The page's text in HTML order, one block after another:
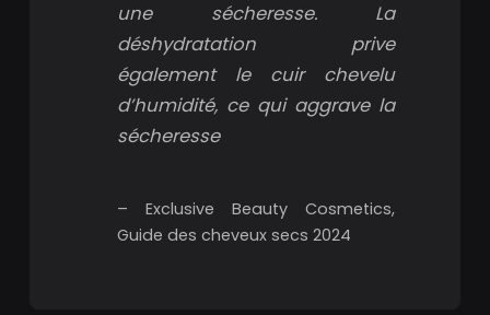
une sécheresse. La
déshydratation prive
également le cuir chevelu
d’humidité, ce qui aggrave la
sécheresse
– Exclusive Beauty Cosmetics,
Guide des cheveux secs 2024